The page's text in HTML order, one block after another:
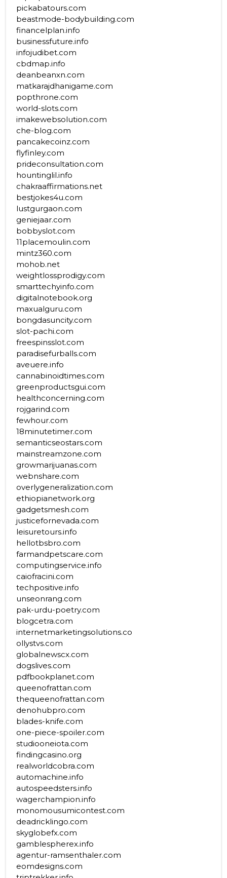
pickabatours.com
beastmode-bodybuilding.com
financelplan.info
businessfuture.info
infojudibet.com
cbdmap.info
deanbeanxn.com
matkarajdhanigame.com
popthrone.com
world-slots.com
imakewebsolution.com
che-blog.com
pancakecoinz.com
flyfinley.com
prideconsultation.com
hountinglil.info
chakraaffirmations.net
bestjokes4u.com
lustgurgaon.com
geniejaar.com
bobbyslot.com
11placemoulin.com
mintz360.com
mohob.net
weightlossprodigy.com
smarttechyinfo.com
digitalnotebook.org
maxualguru.com
bongdasuncity.com
slot-pachi.com
freespinsslot.com
paradisefurballs.com
aveuere.info
cannabinoidtimes.com
greenproductsgui.com
healthconcerning.com
rojgarind.com
fewhour.com
18minutetimer.com
semanticseostars.com
mainstreamzone.com
growmarijuanas.com
webnshare.com
overlygeneralization.com
ethiopianetwork.org
gadgetsmesh.com
justicefornevada.com
leisuretours.info
hellotbsbro.com
farmandpetscare.com
computingservice.info
caiofracini.com
techpositive.info
unseonrang.com
pak-urdu-poetry.com
blogcetra.com
internetmarketingsolutions.co
ollystvs.com
globalnewscx.com
dogslives.com
pdfbookplanet.com
queenofrattan.com
thequeenofrattan.com
denohubpro.com
blades-knife.com
one-piece-spoiler.com
studiooneiota.com
findingcasino.org
realworldcobra.com
automachine.info
autospeedsters.info
wagerchampion.info
monomousumicontest.com
deadricklingo.com
skyglobefx.com
gamblespherex.info
agentur-ramsenthaler.com
eomdesigns.com